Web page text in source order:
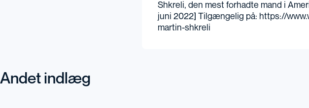
Shkreli, den mest forhadte mand i
juni 2022] Tilgængelig på: https://
martin-shkreli
Andet indlæg